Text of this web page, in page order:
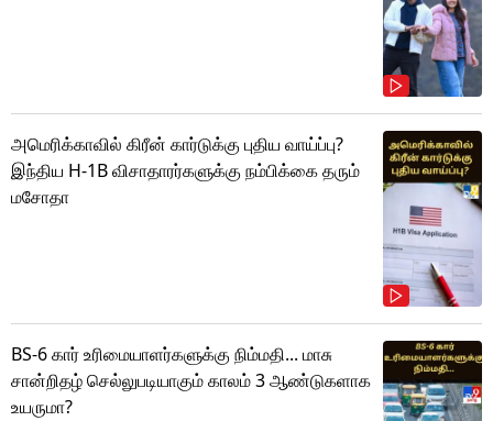
அமெரிக்காவில் கிரீன் கார்டுக்கு புதிய வாய்ப்பு?
இந்திய H-1B விசாதாரர்களுக்கு நம்பிக்கை தரும்
மசோதா
BS-6 கார் உரிமையாளர்களுக்கு நிம்மதி... மாசு
சான்றிதழ் செல்லுபடியாகும் காலம் 3 ஆண்டுகளாக
உயருமா?